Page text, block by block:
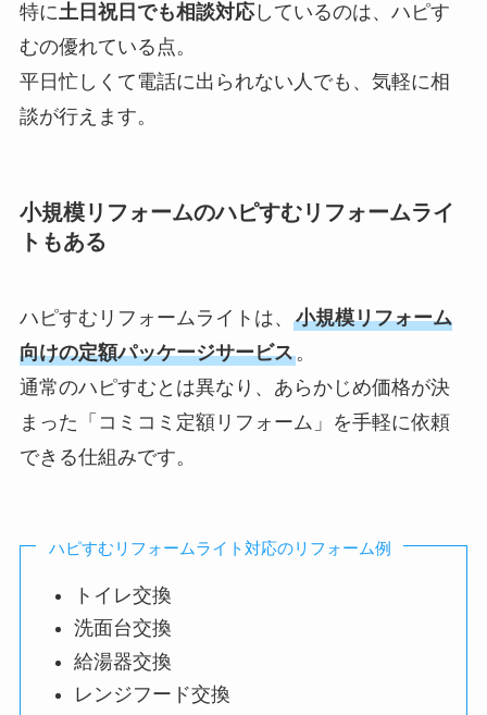
特に土日祝日でも相談対応しているのは、ハピす
むの優れている点。
平日忙しくて電話に出られない人でも、気軽に相
談が行えます。
小規模リフォームのハピすむリフォームライ
トもある
ハピすむリフォームライトは、 小規模リフォーム
向けの定額パッケージサービス。
通常のハピすむとは異なり、あらかじめ価格が決
まった「コミコミ定額リフォーム」を手軽に依頼
できる仕組みです。
ハピすむリフォームライト対応のリフォーム例
トイレ交換
洗面台交換
給湯器交換
レンジフード交換